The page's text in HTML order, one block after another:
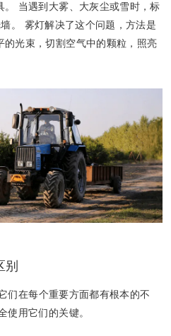
。 当遇到大雾、大灰尘或雪时，标
。 雾灯解决了这个问题，方法是
光束，切割空气中的颗粒，照亮
别
它们在每个重要方面都有根本的不
使用它们的关键。